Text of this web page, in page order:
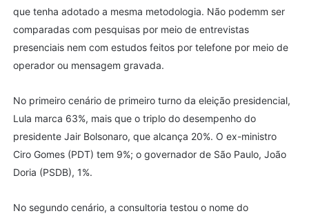
que tenha adotado a mesma metodologia. Não podemm ser
comparadas com pesquisas por meio de entrevistas
presenciais nem com estudos feitos por telefone por meio de
operador ou mensagem gravada.
No primeiro cenário de primeiro turno da eleição presidencial,
Lula marca 63%, mais que o triplo do desempenho do
presidente Jair Bolsonaro, que alcança 20%. O ex-ministro
Ciro Gomes (PDT) tem 9%; o governador de São Paulo, João
Doria (PSDB), 1%.
No segundo cenário, a consultoria testou o nome do